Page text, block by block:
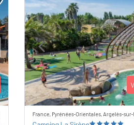
Previous
France, Pyrénées-Orientales, Argelès-sur-